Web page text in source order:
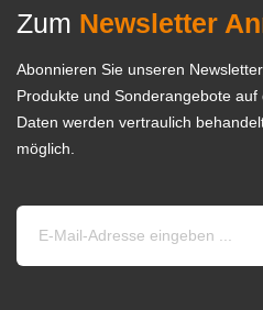
Zum Newsletter
Abonnieren Sie unseren
Produkte und Sonderangebote
Daten werden vertraulich
möglich.